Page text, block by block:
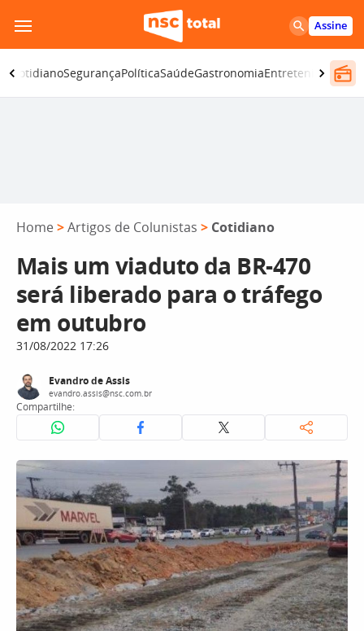
para
o
conteúdo
Assine
CotidianoSegurançaPolíticaSaúdeGastronomiaEntretenimento
Home >Artigos de Colunistas > Cotidiano
Mais um viaduto da BR-470
será liberado para o tráfego
em outubro
31/08/2022 17:26
Evandro de Assis
evandro.assis@nsc.com.br
Compartilhe: